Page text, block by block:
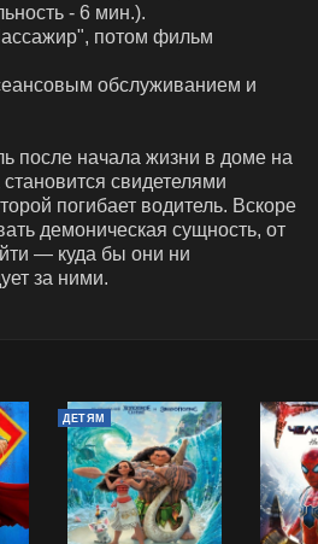
- 6 мин.).
потом фильм
обслуживанием и
после начала жизни в доме на
свидетелями
погибает водитель. Вскоре
демоническая сущность, от
— куда бы они ни
за ними.
ДЕТЯМ